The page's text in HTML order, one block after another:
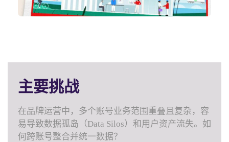
主要挑战
在品牌运营中，多个账号业务范围重叠且复杂，容
易导致数据孤岛（Data Silos）和用户资产流失。如
何跨账号整合并统一数据？